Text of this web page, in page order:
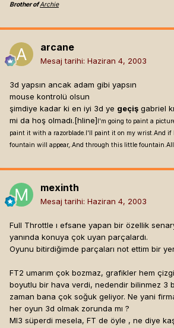
Brother ofArchie
arcane
Mesaj tarihi: Haziran 4, 2003
3d yapsın ancak adam gibi yapsın
mouse kontrolü olsun
şimdiye kadar ki en iyi 3d ye geçiş gabriel
mi da hoş olmadı.[hline] I'm going to paint a
paint it with a razorblade.I'll paint it on my wrist.And if
fountain will appear,.And through this little fountain.All
mexinth
Mesaj tarihi: Haziran 4, 2003
Full Throttle ı efsane yapan bir özellik
yanında konuya çok uyan parçalardı.
Oyunu bitirdiğimde parçaları not ettim bir
FT2 umarım çok bozmaz, grafikler hem
boyutlu bir hava verdi, nedendir bilinmez 3
zaman bana çok soğuk geliyor. Ne yani
her oyun 3d olmak zorunda mı ?
MI3 süperdi mesela, FT de öyle , ne diye